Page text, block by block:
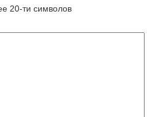
20-ти символов